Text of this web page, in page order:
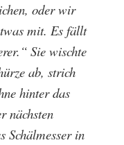
oder wir
mit. Es fällt
Sie wischte
ab, strich
hinter das
nächsten
Schälmesser in